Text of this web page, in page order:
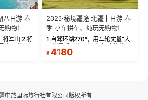
八日游 春
购物！
将军山 2.将
都风光 3.
迪party 4.
2026·秘境疆途 北疆十日游 春
季 小车拼车、纯玩无购物！
1.自驾环湖270°，用车轮丈量“大
西洋最后一滴眼泪”的极致蔚蓝，
让雪山、花海与深邃湖水在转弯
¥4180
中旅国际旅行社有限公司版权所有